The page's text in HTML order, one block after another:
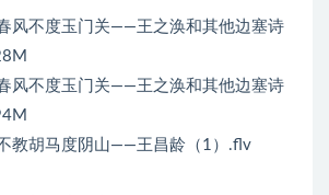
风不度玉门关——王之涣和其他边塞诗
风不度玉门关——王之涣和其他边塞诗
教胡马度阴山——王昌龄（1）.flv